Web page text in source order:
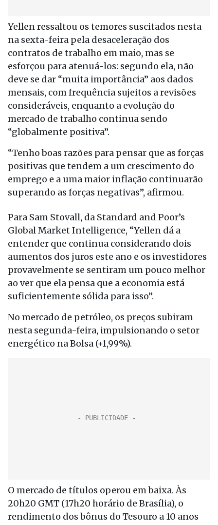
Yellen ressaltou os temores suscitados nesta
na sexta-feira pela desaceleração dos
contratos de trabalho em maio, mas se
esforçou para atenuá-los: segundo ela, não
deve se dar “muita importância” aos dados
mensais, com frequência sujeitos a revisões
consideráveis, enquanto a evolução do
mercado de trabalho continua sendo
“globalmente positiva”.
“Tenho boas razões para pensar que as forças
positivas que tendem a um crescimento do
emprego e a uma maior inflação continuarão
superando as forças negativas”, afirmou.
Para Sam Stovall, da Standard and Poor’s
Global Market Intelligence, “Yellen dá a
entender que continua considerando dois
aumentos dos juros este ano e os investidores
provavelmente se sentiram um pouco melhor
ao ver que ela pensa que a economia está
suficientemente sólida para isso”.
No mercado de petróleo, os preços subiram
nesta segunda-feira, impulsionando o setor
energético na Bolsa (+1,99%).
O mercado de títulos operou em baixa. Às
20h20 GMT (17h20 horário de Brasília), o
rendimento dos bônus do Tesouro a 10 anos